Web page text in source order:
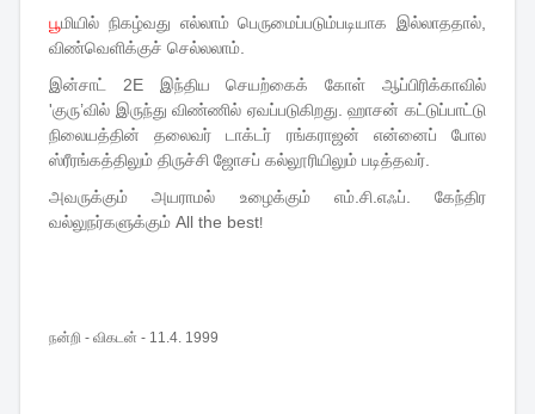
பூமியில் நிகழ்வது எல்லாம் பெருமைப்படும்படியாக இல்லாததால்,
விண்வெளிக்குச் செல்லலாம்.
இன்சாட் 2E இந்திய செயற்கைக் கோள் ஆப்பிரிக்காவில்
'குரு’வில் இருந்து விண்ணில் ஏவப்படுகிறது. ஹாசன் கட்டுப்பாட்டு
நிலையத்தின் தலைவர் டாக்டர் ரங்கராஜன் என்னைப் போல
ஸ்ரீரங்கத்திலும் திருச்சி ஜோசப் கல்லூரியிலும் படித்தவர்.
அவருக்கும் அயராமல் உழைக்கும் எம்.சி.எஃப். கேந்திர
வல்லுநர்களுக்கும் All the best!
நன்றி - விகடன் - 11.4. 1999